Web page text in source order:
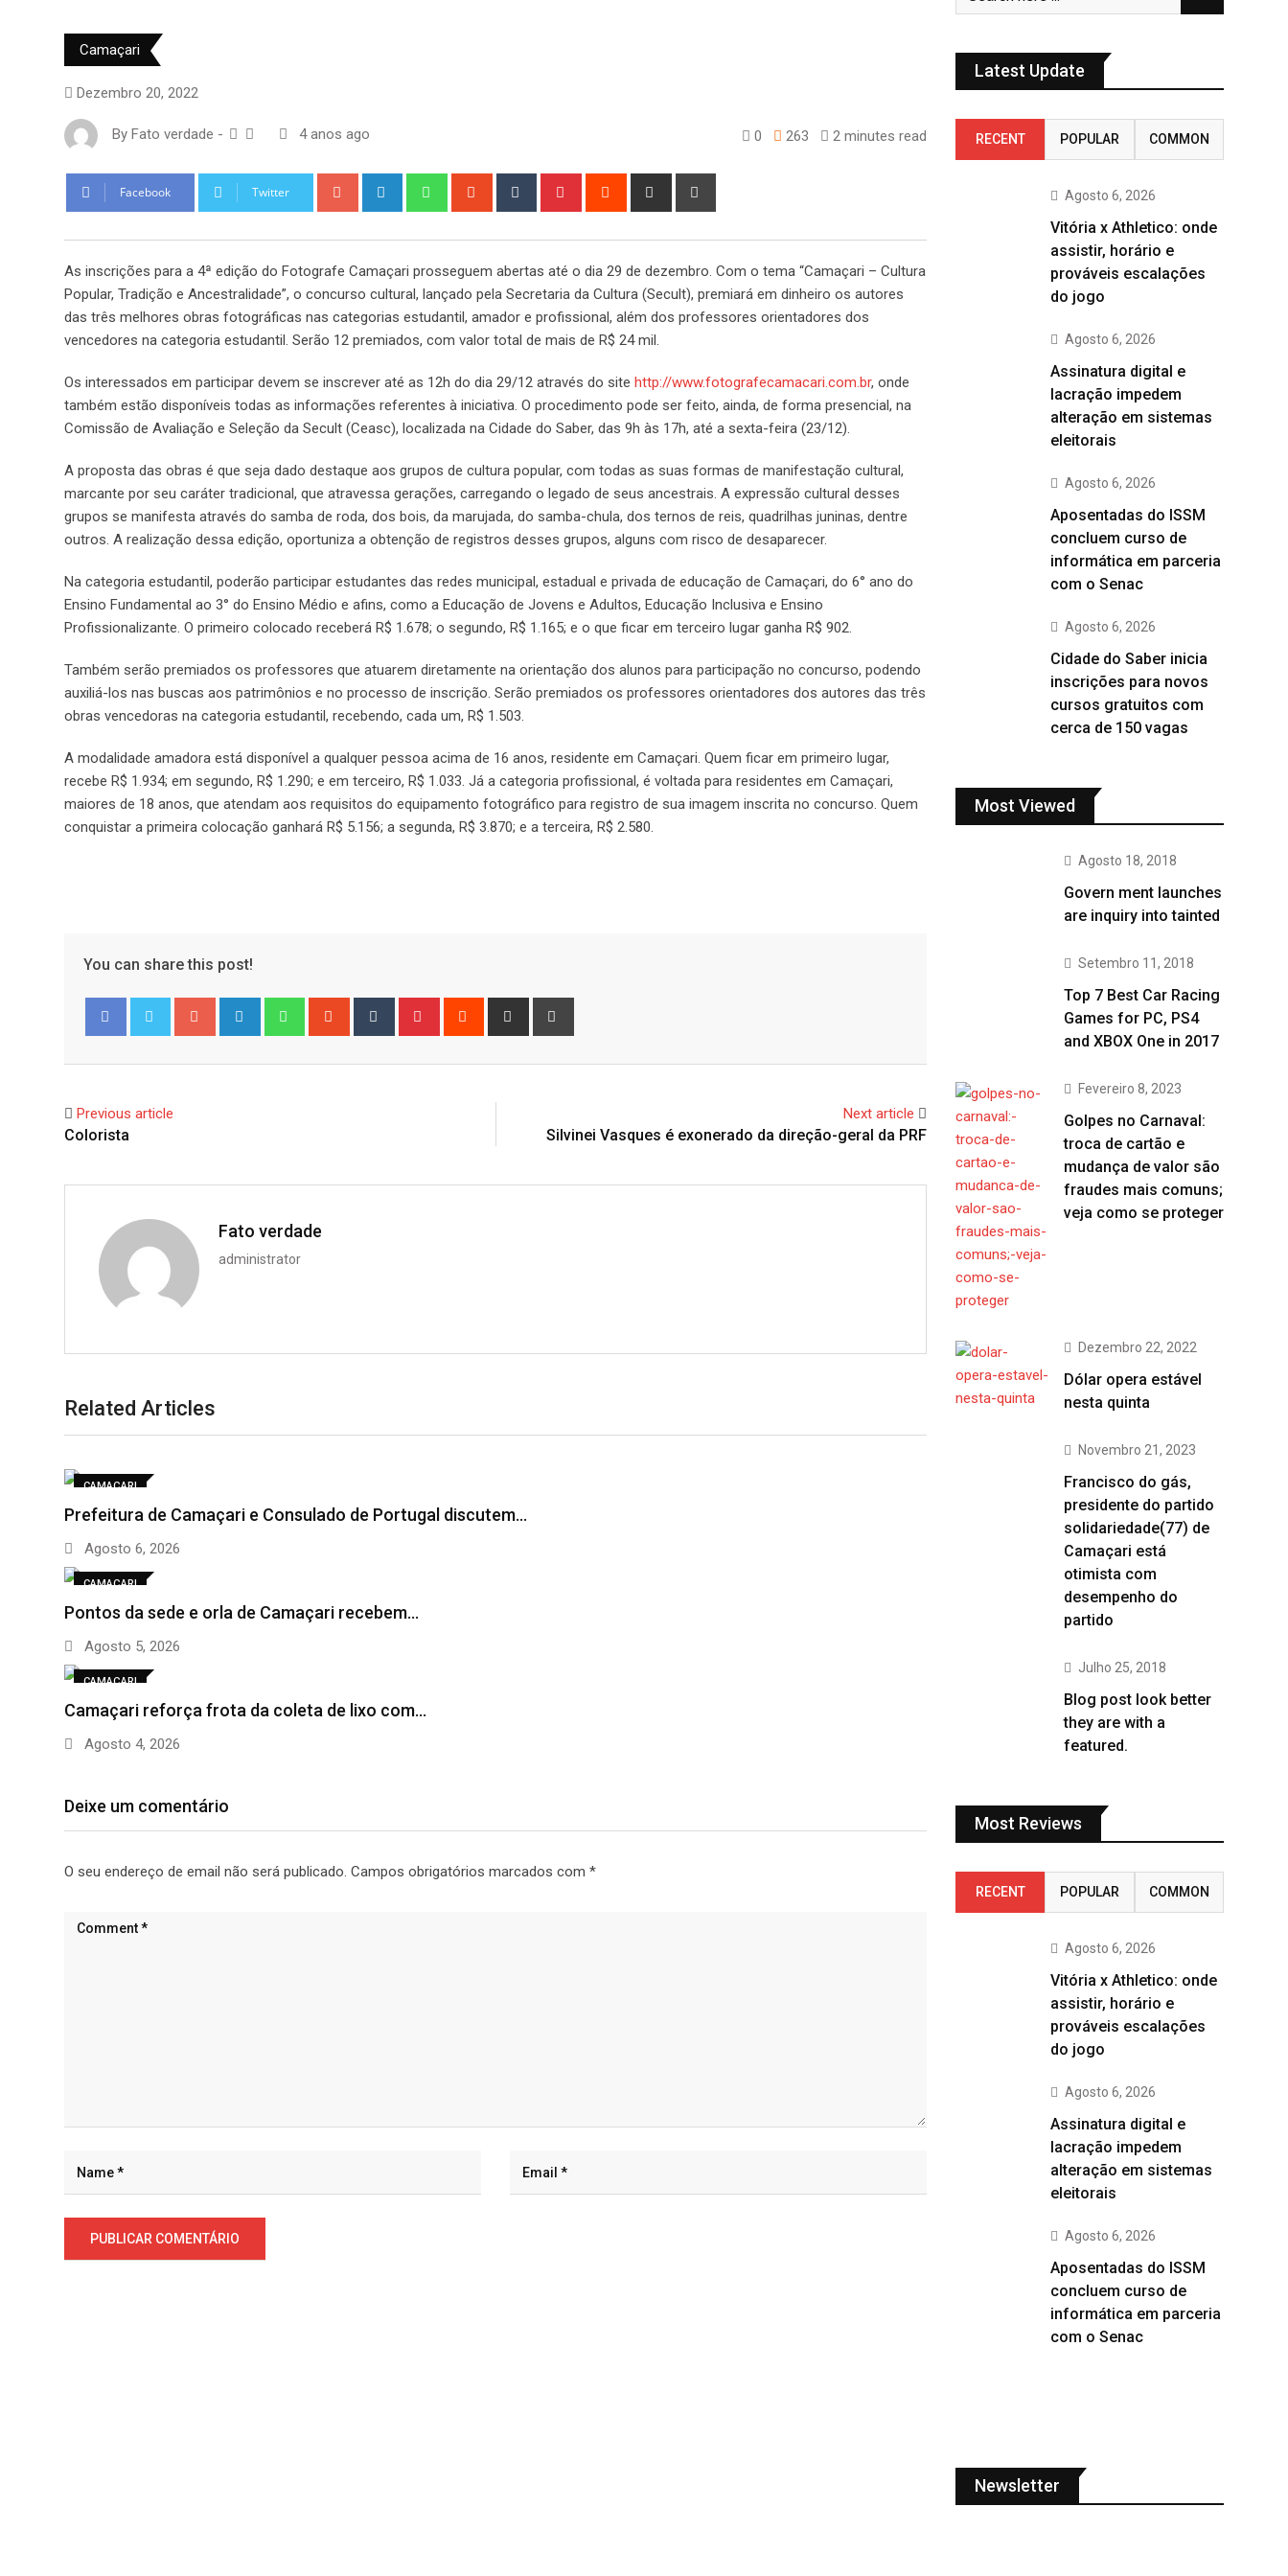
Camaçari
Dezembro 20, 2022
By Fato verdade - 4 anos ago 0 263 2 minutes read
Facebook Twitter Google+ LinkedIn WhatsappStumbleUpon
Tumblr Pinterest Reddit
Share
As inscrições para a 4ª edição do Fotografe Camaçari prosseguem abertas até o dia 29 de dezembro. Com o tema “Camaçari – Cultura
Popular, Tradição e Ancestralidade”, o concurso cultural, lançado pela Secretaria da Cultura (Secult), premiará em dinheiro os autores
das três melhores obras fotográficas nas categorias estudantil, amador e profissional, além dos professores orientadores dos
vencedores na categoria estudantil. Serão 12 premiados, com valor total de mais de R$ 24 mil.
Os interessados em participar devem se inscrever até as 12h do dia 29/12 através do site http://www.fotografecamacari.com.br, onde
também estão disponíveis todas as informações referentes à iniciativa. O procedimento pode ser feito, ainda, de forma presencial, na
Comissão de Avaliação e Seleção da Secult (Ceasc), localizada na Cidade do Saber, das 9h às 17h, até a sexta-feira (23/12).
A proposta das obras é que seja dado destaque aos grupos de cultura popular, com todas as suas formas de manifestação cultural,
marcante por seu caráter tradicional, que atravessa gerações, carregando o legado de seus ancestrais. A expressão cultural desses
grupos se manifesta através do samba de roda, dos bois, da marujada, do samba-chula, dos ternos de reis, quadrilhas juninas, dentre
outros. A realização dessa edição, oportuniza a obtenção de registros desses grupos, alguns com risco de desaparecer.
Na categoria estudantil, poderão participar estudantes das redes municipal, estadual e privada de educação de Camaçari, do 6° ano do
Ensino Fundamental ao 3° do Ensino Médio e afins, como a Educação de Jovens e Adultos, Educação Inclusiva e Ensino
Profissionalizante. O primeiro colocado receberá R$ 1.678; o segundo, R$ 1.165; e o que ficar em terceiro lugar ganha R$ 902.
Também serão premiados os professores que atuarem diretamente na orientação dos alunos para participação no concurso, podendo
auxiliá-los nas buscas aos patrimônios e no processo de inscrição. Serão premiados os professores orientadores dos autores das três
obras vencedoras na categoria estudantil, recebendo, cada um, R$ 1.503.
A modalidade amadora está disponível a qualquer pessoa acima de 16 anos, residente em Camaçari. Quem ficar em primeiro lugar,
recebe R$ 1.934; em segundo, R$ 1.290; e em terceiro, R$ 1.033. Já a categoria profissional, é voltada para residentes em Camaçari,
maiores de 18 anos, que atendam aos requisitos do equipamento fotográfico para registro de sua imagem inscrita no concurso. Quem
conquistar a primeira colocação ganhará R$ 5.156; a segunda, R$ 3.870; e a terceira, R$ 2.580.
You can share this post!
Google+ LinkedIn WhatsappStumbleUpon
Tumblr Pinterest Reddit
Share
Previous article
Colorista
Next article
Silvinei Vasques é exonerado da direção-geral da PRF
Fato verdade
administrator
Related Articles
CAMAÇARI
Prefeitura de Camaçari e Consulado de Portugal discutem…
Agosto 6, 2026
CAMAÇARI
Pontos da sede e orla de Camaçari recebem…
Agosto 5, 2026
CAMAÇARI
Camaçari reforça frota da coleta de lixo com…
Agosto 4, 2026
Deixe um comentário
O seu endereço de email não será publicado. Campos obrigatórios marcados com *
Latest Update
RECENT POPULAR COMMON
Agosto 6, 2026
Vitória x Athletico: onde
assistir, horário e
prováveis escalações
do jogo
Agosto 6, 2026
Assinatura digital e
lacração impedem
alteração em sistemas
eleitorais
Agosto 6, 2026
Aposentadas do ISSM
concluem curso de
informática em parceria
com o Senac
Agosto 6, 2026
Cidade do Saber inicia
inscrições para novos
cursos gratuitos com
cerca de 150 vagas
Most Viewed
Agosto 18, 2018
Govern ment launches
are inquiry into tainted
Setembro 11, 2018
Top 7 Best Car Racing
Games for PC, PS4
and XBOX One in 2017
Fevereiro 8, 2023
Golpes no Carnaval:
troca de cartão e
mudança de valor são
fraudes mais comuns;
veja como se proteger
Dezembro 22, 2022
Dólar opera estável
nesta quinta
Novembro 21, 2023
Francisco do gás,
presidente do partido
solidariedade(77) de
Camaçari está
otimista com
desempenho do
partido
Julho 25, 2018
Blog post look better
they are with a
featured.
Most Reviews
RECENT POPULAR COMMON
Agosto 6, 2026
Vitória x Athletico: onde
assistir, horário e
prováveis escalações
do jogo
Agosto 6, 2026
Assinatura digital e
lacração impedem
alteração em sistemas
eleitorais
Agosto 6, 2026
Aposentadas do ISSM
concluem curso de
informática em parceria
com o Senac
Newsletter